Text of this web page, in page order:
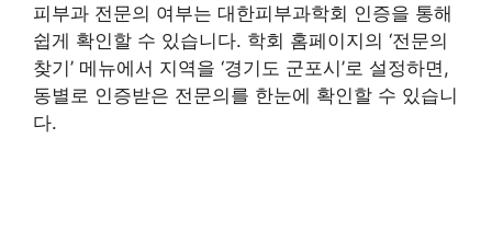
피부과 전문의 여부는 대한피부과학회 인증을 통해
쉽게 확인할 수 있습니다. 학회 홈페이지의 ‘전문의
찾기’ 메뉴에서 지역을 ‘경기도 군포시’로 설정하면,
동별로 인증받은 전문의를 한눈에 확인할 수 있습니
다.